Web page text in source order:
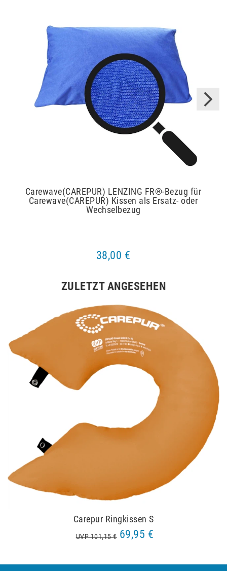
Carewave(CAREPUR) LENZING FR®-Bezug für
Carewave(CAREPUR) Kissen als Ersatz- oder
Wechselbezug
38,00 €
ZULETZT ANGESEHEN
Carepur Ringkissen S
UVP 101,15 € 69,95 €